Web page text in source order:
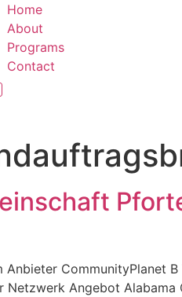
Home
About
Programs
Contact
Toggle Menu
CommunityPlanet
Angebot